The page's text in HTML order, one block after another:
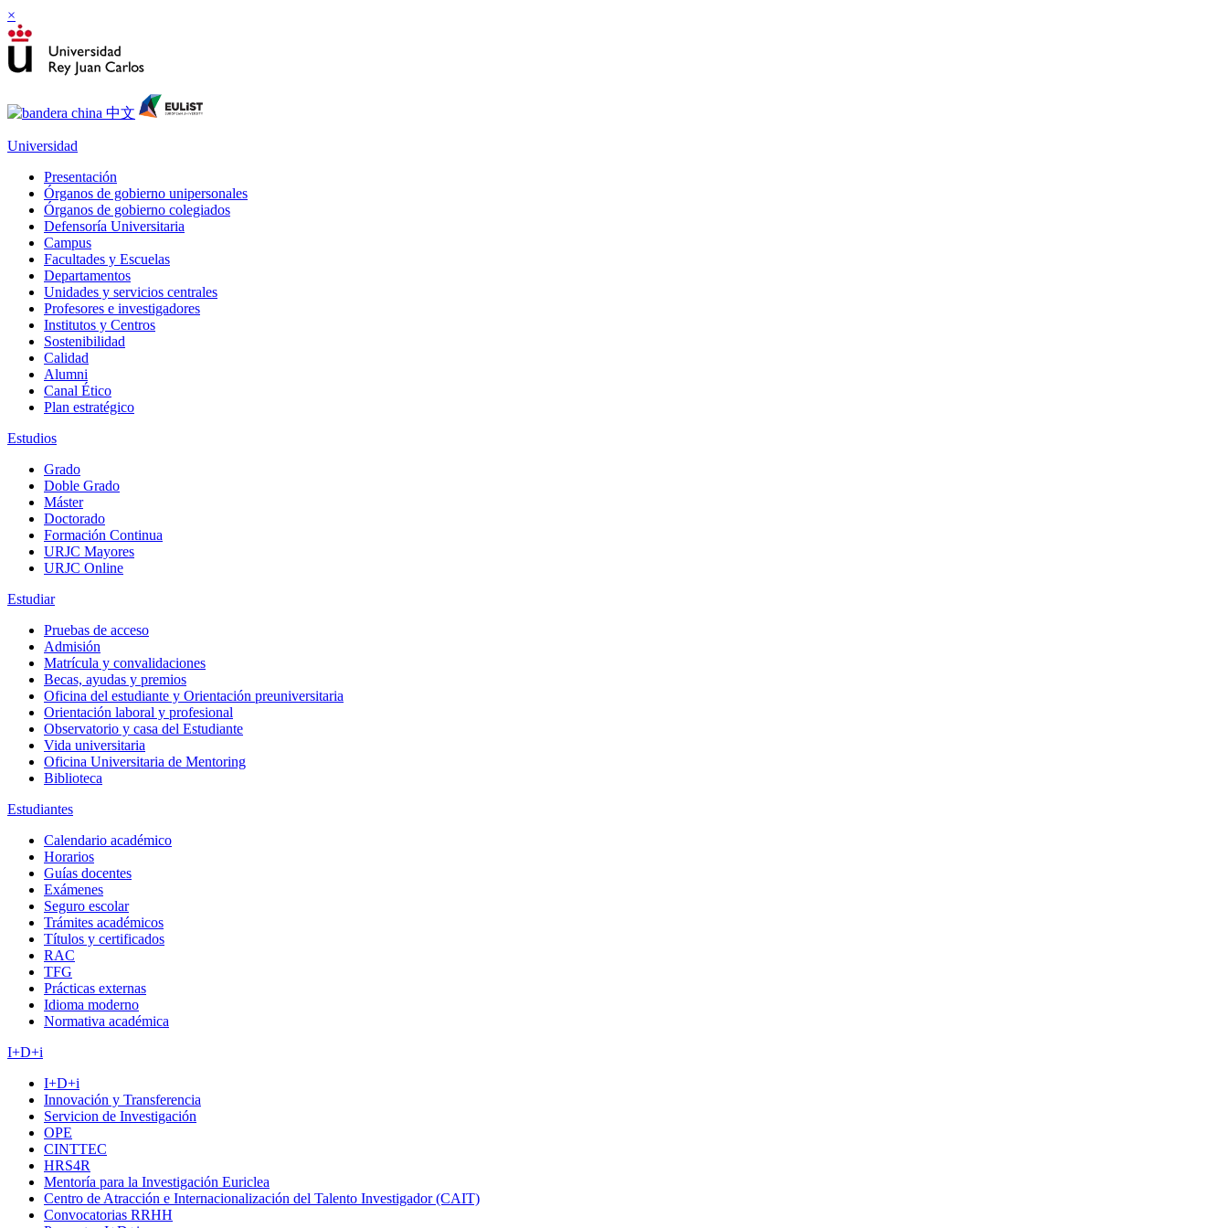
×
Universidad
Presentación
Órganos de gobierno unipersonales
Órganos de gobierno colegiados
Defensoría Universitaria
Campus
Facultades y Escuelas
Departamentos
Unidades y servicios centrales
Profesores e investigadores
Institutos y Centros
Sostenibilidad
Calidad
Alumni
Canal Ético
Plan estratégico
Estudios
Grado
Doble Grado
Máster
Doctorado
Formación Continua
URJC Mayores
URJC Online
Estudiar
Pruebas de acceso
Admisión
Matrícula y convalidaciones
Becas, ayudas y premios
Oficina del estudiante y Orientación preuniversitaria
Orientación laboral y profesional
Observatorio y casa del Estudiante
Vida universitaria
Oficina Universitaria de Mentoring
Biblioteca
Estudiantes
Calendario académico
Horarios
Guías docentes
Exámenes
Seguro escolar
Trámites académicos
Títulos y certificados
RAC
TFG
Prácticas externas
Idioma moderno
Normativa académica
I+D+i
I+D+i
Innovación y Transferencia
Servicion de Investigación
OPE
CINTTEC
HRS4R
Mentoría para la Investigación Euriclea
Centro de Atracción e Internacionalización del Talento Investigador (CAIT)
Convocatorias RRHH